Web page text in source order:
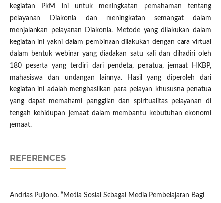
kegiatan PkM ini untuk meningkatan pemahaman tentang
pelayanan Diakonia dan meningkatan semangat dalam
menjalankan pelayanan Diakonia. Metode yang dilakukan dalam
kegiatan ini yakni dalam pembinaan dilakukan dengan cara virtual
dalam bentuk webinar yang diadakan satu kali dan dihadiri oleh
180 peserta yang terdiri dari pendeta, penatua, jemaat HKBP,
mahasiswa dan undangan lainnya. Hasil yang diperoleh dari
kegiatan ini adalah menghasilkan para pelayan khususna penatua
yang dapat memahami panggilan dan spiritualitas pelayanan di
tengah kehidupan jemaat dalam membantu kebutuhan ekonomi
jemaat.
REFERENCES
Andrias Pujiono. “Media Sosial Sebagai Media Pembelajaran Bagi